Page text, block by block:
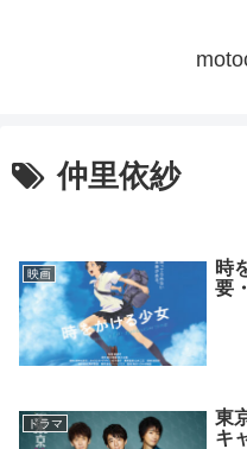
仲里依紗
映画
時
要
ドラマ
東
キ